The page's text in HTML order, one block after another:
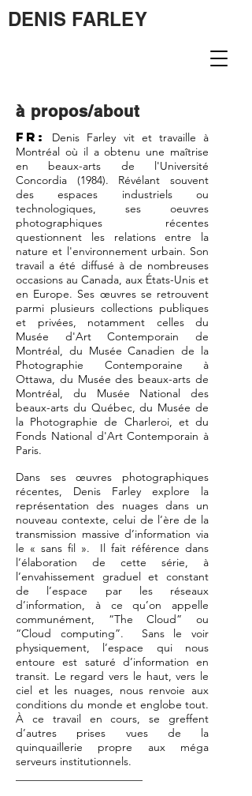
DENIS FARLEY
à propos/about
FR:
Denis Farley vit et travaille à
Montréal où il a obtenu une maîtrise
en beaux-arts de l'Université
Concordia (1984). Révélant souvent
des espaces industriels ou
technologiques, ses oeuvres
photographiques récentes
questionnent les relations entre la
nature et l'environnement urbain. Son
travail a été diffusé à de nombreuses
occasions au Canada, aux États-Unis et
en Europe. Ses œuvres se retrouvent
parmi plusieurs collections publiques
et privées, notamment celles du
Musée d'Art Contemporain de
Montréal, du Musée Canadien de la
Photographie Contemporaine à
Ottawa, du Musée des beaux-arts de
Montréal, du Musée National des
beaux-arts du Québec, du Musée de
la Photographie de Charleroi, et du
Fonds National d'Art Contemporain à
Paris.
Dans ses œuvres photographiques
récentes, Denis Farley explore la
représentation des nuages dans un
nouveau contexte, celui de l’ère de la
transmission massive d’information via
le « sans fil ». Il fait référence dans
l’élaboration de cette série, à
l’envahissement graduel et constant
de l’espace par les réseaux
d’information, à ce qu’on appelle
communément, “The Cloud” ou
“Cloud computing”. Sans le voir
physiquement, l’espace qui nous
entoure est saturé d’information en
transit. Le regard vers le haut, vers le
ciel et les nuages, nous renvoie aux
conditions du monde et englobe tout.
À ce travail en cours, se greffent
d’autres prises vues de la
quinquaillerie propre aux méga
serveurs institutionnels.